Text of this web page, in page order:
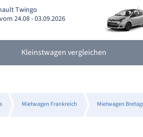
Twingo
24.08 - 03.09.2026
Kleinstwagen vergleichen
Mietwagen Frankreich Mietwagen